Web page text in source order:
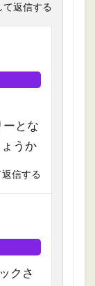
て返信する
とな
うか
信する
クさ